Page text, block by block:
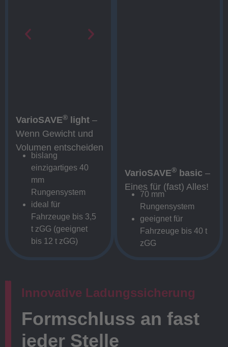
VarioSAVE® light –
Wenn Gewicht und
Volumen entscheiden
bislang
einzigartiges 40
mm
Rungensystem
ideal für
Fahrzeuge bis 3,5
t zGG (geeignet
bis 12 t zGG)
VarioSAVE® basic –
Eines für (fast) Alles!
70 mm
Rungensystem
geeignet für
Fahrzeuge bis 40 t
zGG
Innovative Ladungssicherung
Formschluss an fast
jeder Stelle